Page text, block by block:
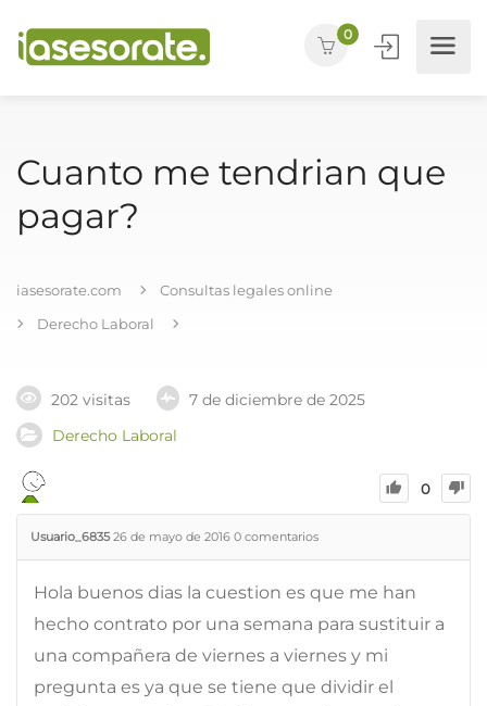
0
Cuanto me tendrian que
pagar?
iasesorate.com
Consultas legales online
Derecho Laboral
202 visitas
7 de diciembre de 2025
Derecho Laboral
0
Usuario_6835 26 de mayo de 2016 0 comentarios
Hola buenos dias la cuestion es que me han
hecho contrato por una semana para sustituir a
una compañera de viernes a viernes y mi
pregunta es ya que se tiene que dividir el